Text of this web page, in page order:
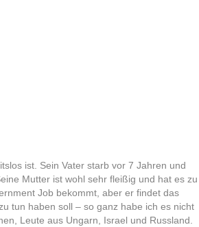
ist. Sein Vater starb vor 7 Jahren und
Mutter ist wohl sehr fleißig und hat es zu
Job bekommt, aber er findet das
tun haben soll – so ganz habe ich es nicht
Leute aus Ungarn, Israel und Russland.